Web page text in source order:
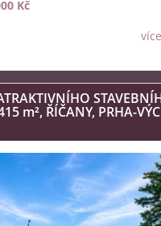
Kč
m², ŘÍČANY, PRHA-